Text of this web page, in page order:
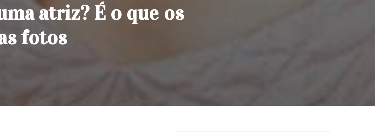
atriz? É o que os
fotos